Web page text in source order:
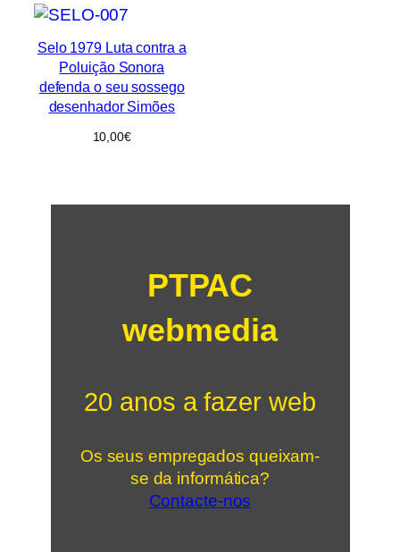
Selo 1979 Luta contra a
Poluição Sonora
defenda o seu sossego
desenhador Simões
10,00€
PTPAC
webmedia
20 anos a fazer web
Os seus empregados queixam-
se da informática?
Contacte-nos